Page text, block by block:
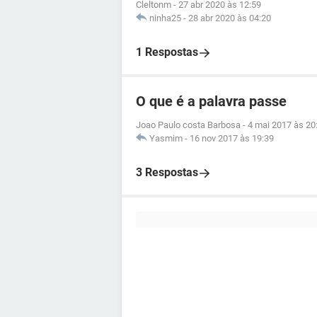
Cleltonm - 27 abr 2020 às 12:59
ninha25 - 28 abr 2020 às 04:20
1 Respostas
O que é a palavra passe
Joao Paulo costa Barbosa - 4 mai 2017 às
Yasmim - 16 nov 2017 às 19:39
3 Respostas